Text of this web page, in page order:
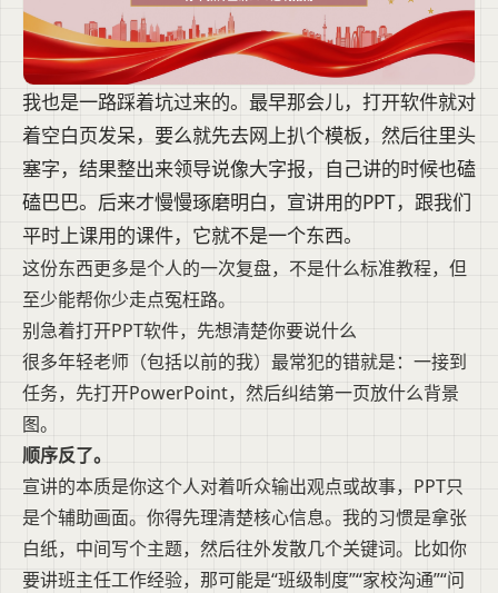
我也是一路踩着坑过来的。最早那会儿，打开软件就对
着空白页发呆，要么就先去网上扒个模板，然后往里头
塞字，结果整出来领导说像大字报，自己讲的时候也磕
磕巴巴。后来才慢慢琢磨明白，宣讲用的PPT，跟我们
平时上课用的课件，它就不是一个东西。
这份东西更多是个人的一次复盘，不是什么标准教程，但
至少能帮你少走点冤枉路。
别急着打开PPT软件，先想清楚你要说什么
很多年轻老师（包括以前的我）最常犯的错就是：一接到
任务，先打开PowerPoint，然后纠结第一页放什么背景
图。
顺序反了。
宣讲的本质是你这个人对着听众输出观点或故事，PPT只
是个辅助画面。你得先理清楚核心信息。我的习惯是拿张
白纸，中间写个主题，然后往外发散几个关键词。比如你
要讲班主任工作经验，那可能是“班级制度”“家校沟通”“问